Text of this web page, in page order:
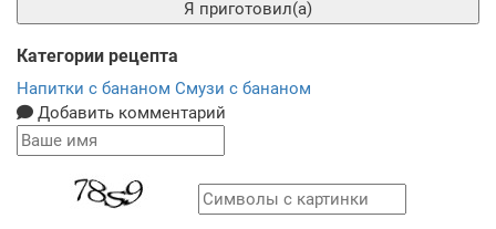
Я приготовил(а)
Категории рецепта
Напитки с бананом Смузи с бананом
Добавить комментарий